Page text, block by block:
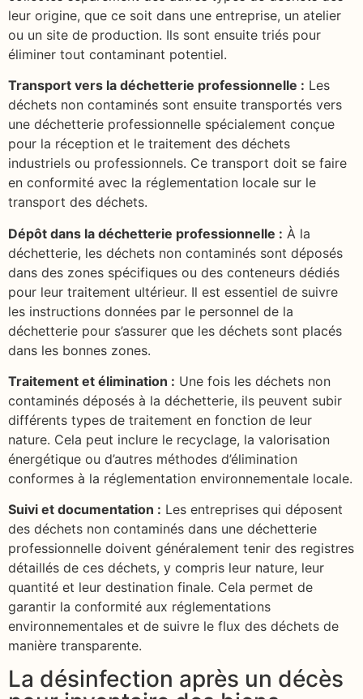
leur origine, que ce soit dans une entreprise, un atelier
ou un site de production. Ils sont ensuite triés pour
éliminer tout contaminant potentiel.
Transport vers la déchetterie professionnelle : Les
déchets non contaminés sont ensuite transportés vers
une déchetterie professionnelle spécialement conçue
pour la réception et le traitement des déchets
industriels ou professionnels. Ce transport doit se faire
en conformité avec la réglementation locale sur le
transport des déchets.
Dépôt dans la déchetterie professionnelle : À la
déchetterie, les déchets non contaminés sont déposés
dans des zones spécifiques ou des conteneurs dédiés
pour leur traitement ultérieur. Il est essentiel de suivre
les instructions données par le personnel de la
déchetterie pour s’assurer que les déchets sont placés
dans les bonnes zones.
Traitement et élimination : Une fois les déchets non
contaminés déposés à la déchetterie, ils peuvent subir
différents types de traitement en fonction de leur
nature. Cela peut inclure le recyclage, la valorisation
énergétique ou d’autres méthodes d’élimination
conformes à la réglementation environnementale locale.
Suivi et documentation : Les entreprises qui déposent
des déchets non contaminés dans une déchetterie
professionnelle doivent généralement tenir des registres
détaillés de ces déchets, y compris leur nature, leur
quantité et leur destination finale. Cela permet de
garantir la conformité aux réglementations
environnementales et de suivre le flux des déchets de
manière transparente.
La désinfection après un décès